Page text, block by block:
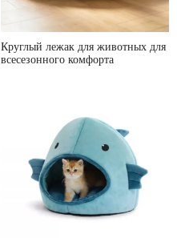
Круглый лежак для животных для
всесезонного комфорта